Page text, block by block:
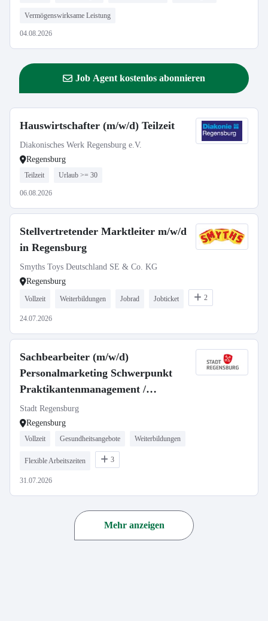
Vermögenswirksame Leistung
04.08.2026
Job Agent kostenlos abonnieren
Hauswirtschafter (m/w/d) Teilzeit
Diakonisches Werk Regensburg e.V.
Regensburg
Teilzeit Urlaub >= 30
06.08.2026
Stellvertretender Marktleiter m/w/d
in Regensburg
Smyths Toys Deutschland SE & Co. KG
Regensburg
Vollzeit Weiterbildungen Jobrad Jobticket 2
24.07.2026
Sachbearbeiter (m/w/d)
Personalmarketing Schwerpunkt
Praktikantenmanagement /
Onboarding
Stadt Regensburg
Regensburg
Vollzeit Gesundheitsangebote Weiterbildungen
Flexible Arbeitszeiten 3
31.07.2026
Mehr anzeigen